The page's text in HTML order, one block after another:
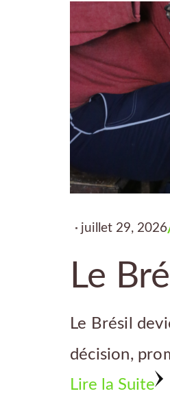
juillet 29, 2026
Le
Le Brésil
décision,
Lire la Suite